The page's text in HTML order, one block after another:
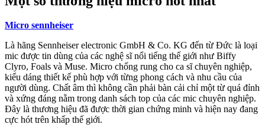
Micro sennheiser
Là hãng Sennheiser electronic GmbH & Co. KG đến từ Đức là loại
mic được tin dùng của các nghệ sĩ nổi tiếng thế giới như Biffy
Clyro, Foals và Muse. Micro chống rung cho ca sĩ chuyên nghiệp,
kiểu dáng thiết kế phù hợp với từng phong cách và nhu cầu của
người dùng. Chất âm thì không cần phải bàn cải chỉ một từ quá đỉnh
và xứng đáng nằm trong danh sách top của các mic chuyên nghiệp.
Đây là thương hiệu đã được thời gian chứng minh và hiện nay đang
cực hót trên khấp thế giới.